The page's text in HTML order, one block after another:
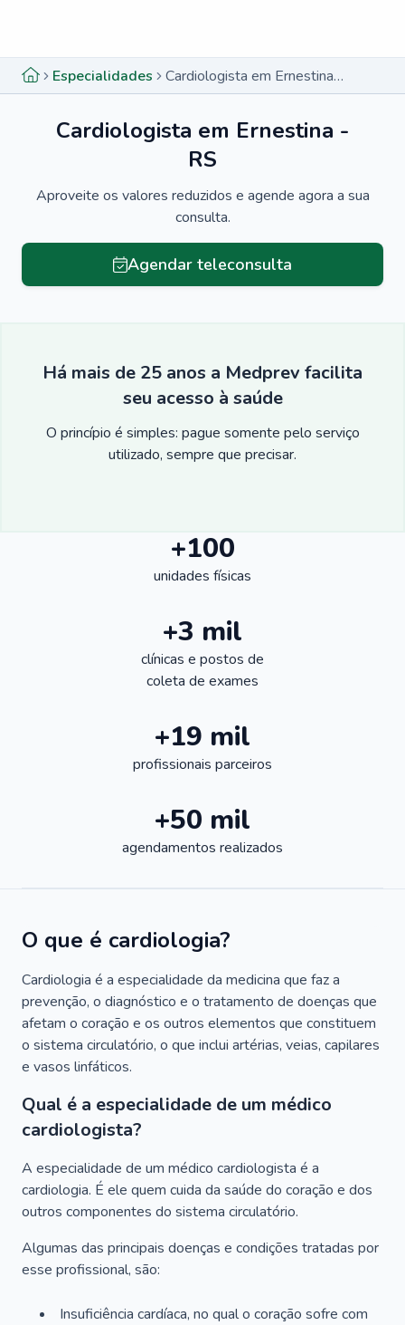
Especialidades Cardiologista em Ernestina - RS
Cardiologista em Ernestina -
RS
Aproveite os valores reduzidos e agende agora a sua
consulta.
Agendar teleconsulta
Há mais de 25 anos a Medprev facilita
seu acesso à saúde
O princípio é simples: pague somente pelo serviço
utilizado, sempre que precisar.
+100
unidades físicas
+3 mil
clínicas e postos de
coleta de exames
+19 mil
profissionais parceiros
+50 mil
agendamentos realizados
O que é cardiologia?
Cardiologia é a especialidade da medicina que faz a
prevenção, o diagnóstico e o tratamento de doenças que
afetam o coração e os outros elementos que constituem
o sistema circulatório, o que inclui artérias, veias, capilares
e vasos linfáticos.
Qual é a especialidade de um médico
cardiologista?
A especialidade de um médico cardiologista é a
cardiologia. É ele quem cuida da saúde do coração e dos
outros componentes do sistema circulatório.
Algumas das principais doenças e condições tratadas por
esse profissional, são:
Insuficiência cardíaca, no qual o coração sofre com